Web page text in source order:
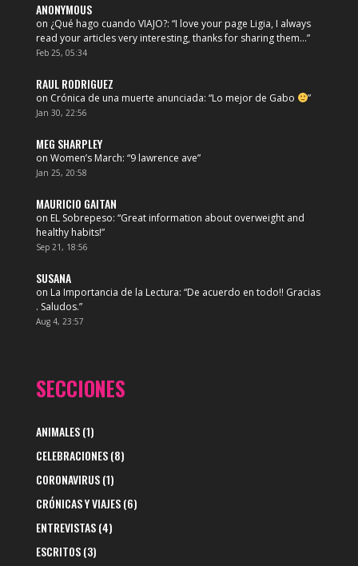
ANONYMOUS
on ¿Qué hago cuando VIAJO?: “I love your page Ligia, I always
read your articles very interesting, thanks for sharing them…”
Feb 25, 05:34
RAUL RODRIGUEZ
on Crónica de una muerte anunciada: “Lo mejor de Gabo ”
Jan 30, 22:56
MEG SHARPLEY
on Women’s March: “9 lawrence ave”
Jan 25, 20:58
MAURICIO GAITAN
on EL Sobrepeso: “Great information about overweight and
healthy habits!”
Sep 21, 18:56
SUSANA
on La Importancia de la Lectura: “De acuerdo en todo!! Gracias
. Saludos.”
Aug 4, 23:57
SECCIONES
ANIMALES(1)
CELEBRACIONES(8)
CORONAVIRUS(1)
CRÓNICAS Y VIAJES(6)
ENTREVISTAS(4)
ESCRITOS(3)